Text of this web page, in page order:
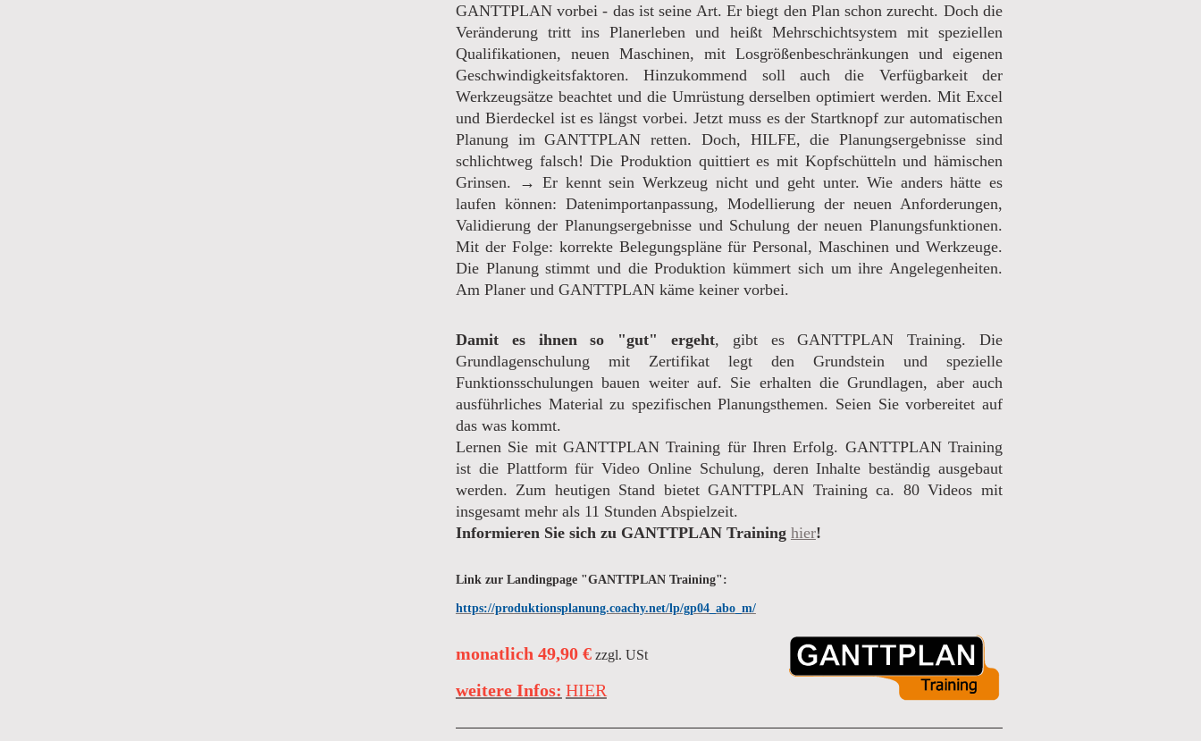
GANTTPLAN vorbei - das ist seine Art. Er biegt den Plan schon zurecht. Doch die
Veränderung tritt ins Planerleben und heißt Mehrschichtsystem mit speziellen
Qualifikationen, neuen Maschinen, mit Losgrößenbeschränkungen und eigenen
Geschwindigkeitsfaktoren. Hinzukommend soll auch die Verfügbarkeit der
Werkzeugsätze beachtet und die Umrüstung derselben optimiert werden. Mit Excel
und Bierdeckel ist es längst vorbei. Jetzt muss es der Startknopf zur automatischen
Planung im GANTTPLAN retten. Doch, HILFE, die Planungsergebnisse sind
schlichtweg falsch! Die Produktion quittiert es mit Kopfschütteln und hämischen
Grinsen. → Er kennt sein Werkzeug nicht und geht unter. Wie anders hätte es
laufen können: Datenimportanpassung, Modellierung der neuen Anforderungen,
Validierung der Planungsergebnisse und Schulung der neuen Planungsfunktionen.
Mit der Folge: korrekte Belegungspläne für Personal, Maschinen und Werkzeuge.
Die Planung stimmt und die Produktion kümmert sich um ihre Angelegenheiten.
Am Planer und GANTTPLAN käme keiner vorbei.
Damit es ihnen so "gut" ergeht, gibt es GANTTPLAN Training. Die
Grundlagenschulung mit Zertifikat legt den Grundstein und spezielle
Funktionsschulungen bauen weiter auf. Sie erhalten die Grundlagen, aber auch
ausführliches Material zu spezifischen Planungsthemen. Seien Sie vorbereitet auf
das was kommt.
Lernen Sie mit GANTTPLAN Training für Ihren Erfolg. GANTTPLAN Training
ist die Plattform für Video Online Schulung, deren Inhalte beständig ausgebaut
werden. Zum heutigen Stand bietet GANTTPLAN Training ca. 80 Videos mit
insgesamt mehr als 11 Stunden Abspielzeit.
Informieren Sie sich zu GANTTPLAN Training hier!
Link zur Landingpage "GANTTPLAN Training":
https://produktionsplanung.coachy.net/lp/gp04_abo_m/
monatlich 49,90 € zzgl. USt
weitere Infos: HIER